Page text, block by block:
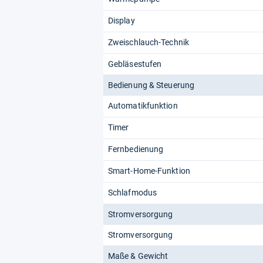
Display
Zweischlauch-Technik
Gebläsestufen
Bedienung & Steuerung
Automatikfunktion
Timer
Fernbedienung
Smart-Home-Funktion
Schlafmodus
Stromversorgung
Stromversorgung
Maße & Gewicht